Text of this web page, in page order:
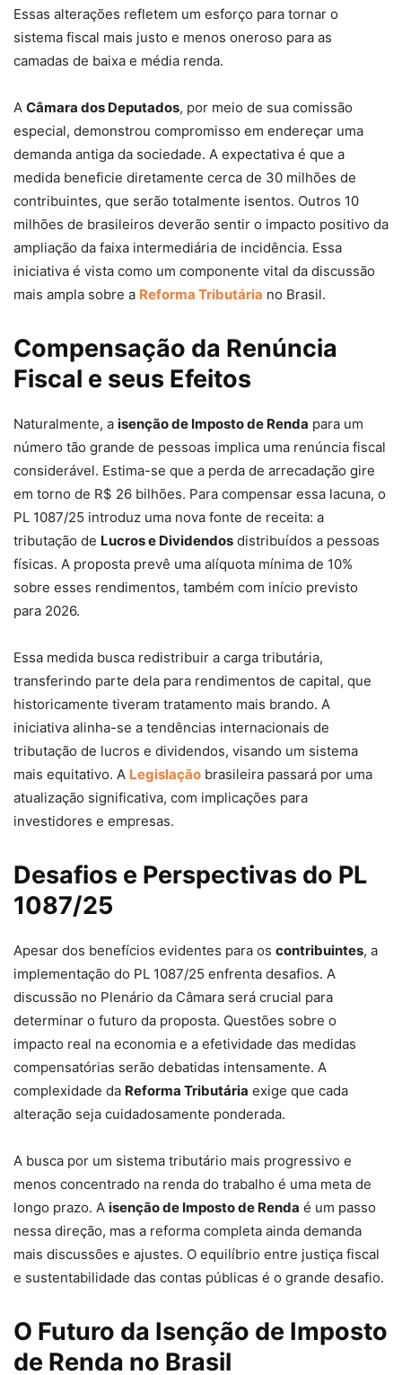
Essas alterações refletem um esforço para tornar o
sistema fiscal mais justo e menos oneroso para as
camadas de baixa e média renda.
A Câmara dos Deputados, por meio de sua comissão
especial, demonstrou compromisso em endereçar uma
demanda antiga da sociedade. A expectativa é que a
medida beneficie diretamente cerca de 30 milhões de
contribuintes, que serão totalmente isentos. Outros 10
milhões de brasileiros deverão sentir o impacto positivo da
ampliação da faixa intermediária de incidência. Essa
iniciativa é vista como um componente vital da discussão
mais ampla sobre a Reforma Tributária no Brasil.
Compensação da Renúncia
Fiscal e seus Efeitos
Naturalmente, a isenção de Imposto de Renda para um
número tão grande de pessoas implica uma renúncia fiscal
considerável. Estima-se que a perda de arrecadação gire
em torno de R$ 26 bilhões. Para compensar essa lacuna, o
PL 1087/25 introduz uma nova fonte de receita: a
tributação de Lucros e Dividendos distribuídos a pessoas
físicas. A proposta prevê uma alíquota mínima de 10%
sobre esses rendimentos, também com início previsto
para 2026.
Essa medida busca redistribuir a carga tributária,
transferindo parte dela para rendimentos de capital, que
historicamente tiveram tratamento mais brando. A
iniciativa alinha-se a tendências internacionais de
tributação de lucros e dividendos, visando um sistema
mais equitativo. A Legislação brasileira passará por uma
atualização significativa, com implicações para
investidores e empresas.
Desafios e Perspectivas do PL
1087/25
Apesar dos benefícios evidentes para os contribuintes, a
implementação do PL 1087/25 enfrenta desafios. A
discussão no Plenário da Câmara será crucial para
determinar o futuro da proposta. Questões sobre o
impacto real na economia e a efetividade das medidas
compensatórias serão debatidas intensamente. A
complexidade da Reforma Tributária exige que cada
alteração seja cuidadosamente ponderada.
A busca por um sistema tributário mais progressivo e
menos concentrado na renda do trabalho é uma meta de
longo prazo. A isenção de Imposto de Renda é um passo
nessa direção, mas a reforma completa ainda demanda
mais discussões e ajustes. O equilíbrio entre justiça fiscal
e sustentabilidade das contas públicas é o grande desafio.
O Futuro da Isenção de Imposto
de Renda no Brasil